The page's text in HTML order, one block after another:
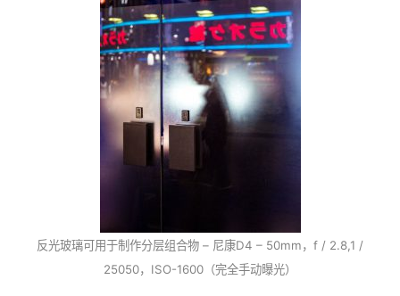
反光玻璃可用于制作分层组合物 – 尼康D4 – 50mm，f / 2.8,1 /
25050，ISO-1600（完全手动曝光）